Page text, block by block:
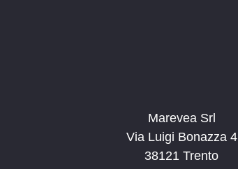
Marevea Srl
Via Luigi Bonazza 4
38121 Trento